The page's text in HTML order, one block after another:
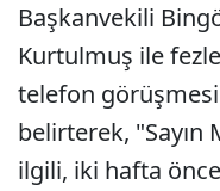
Başkanvekili
Kurtulmuş ile
telefon
belirterek, "Sayın
ilgili, iki hafta